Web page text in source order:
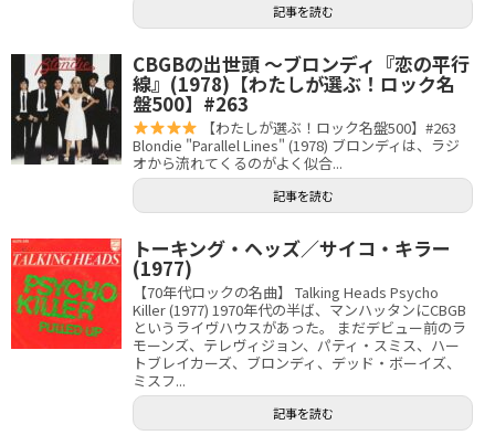
記事を読む
CBGBの出世頭 〜ブロンディ『恋の平行
線』(1978)【わたしが選ぶ！ロック名
盤500】#263
【わたしが選ぶ！ロック名盤500】#263
Blondie "Parallel Lines" (1978) ブロンディは、ラジ
オから流れてくるのがよく似合...
記事を読む
トーキング・ヘッズ／サイコ・キラー
(1977)
【70年代ロックの名曲】 Talking Heads Psycho
Killer (1977) 1970年代の半ば、マンハッタンにCBGB
というライヴハウスがあった。 まだデビュー前のラ
モーンズ、テレヴィジョン、パティ・スミス、ハー
トブレイカーズ、ブロンディ、デッド・ボーイズ、
ミスフ...
記事を読む